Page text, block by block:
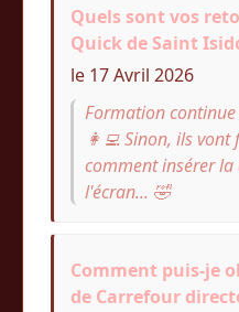
Quels sont vos
Quick de Saint
le 17 Avril 2026
Formation
👩‍💻 Sinon, ils
comment insérer la
l'écran... 🤣
Comment puis-je
de Carrefour